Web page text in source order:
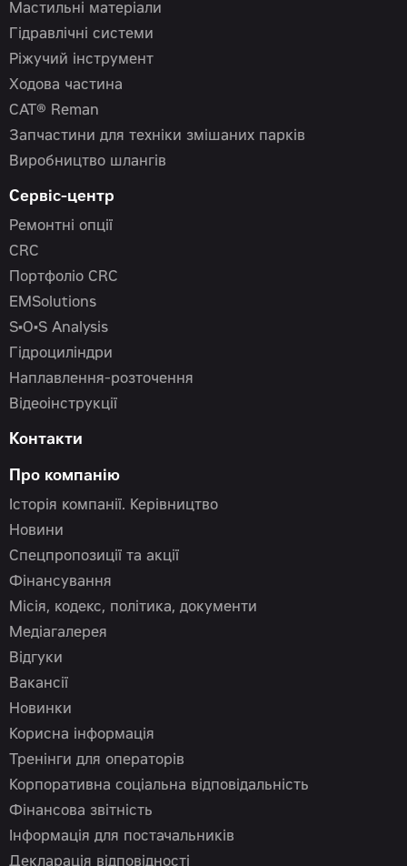
Мастильні матеріали
Гідравлічні системи
Ріжучий інструмент
Ходова частина
CAT® Reman
Запчастини для техніки змішаних парків
Виробництво шлангів
Сервіс-центр
Ремонтні опції
CRC
Портфоліо CRC
EMSolutions
S•O•S Analysis
Гідроциліндри
Наплавлення-розточення
Відеоінструкції
Контакти
Про компанію
Історія компанії. Керівництво
Новини
Спецпропозиції та акції
Фінансування
Місія, кодекс, політика, документи
Медіагалерея
Відгуки
Вакансії
Новинки
Корисна інформація
Тренінги для операторів
Корпоративна соціальна відповідальність
Фінансова звітність
Інформація для постачальників
Декларація відповідності